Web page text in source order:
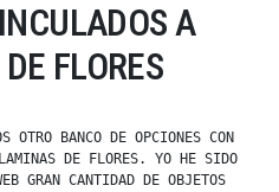
A
FLORES
OTRO BANCO DE OPCIONES CON
DE FLORES. YO HE SIDO
GRAN CANTIDAD DE OBJETOS